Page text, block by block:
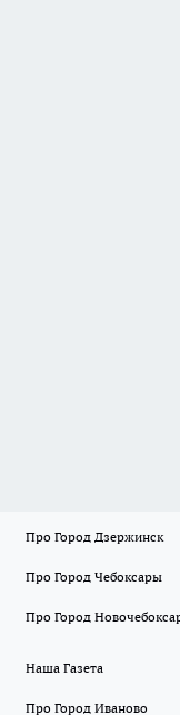
Про Город Дзержинск
Про Город Чебоксары
Про Город
Наша Газета
Про Город Иваново